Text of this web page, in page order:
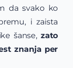
da svako ko
i zaista
šanse, zato
znanja per